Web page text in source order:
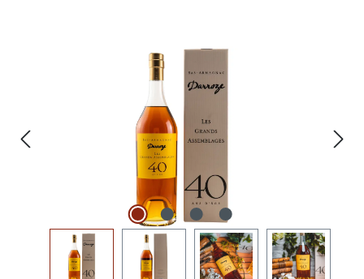
Bildergalerie überspringen